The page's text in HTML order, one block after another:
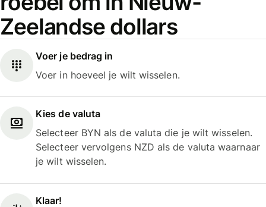
Zeelandse dollars
Voer je bedrag in
Voer in hoeveel je wilt wisselen.
Kies de valuta
Selecteer BYN als de valuta die je wilt wisselen.
Selecteer vervolgens NZD als de valuta waarnaar
je wilt wisselen.
Klaar!